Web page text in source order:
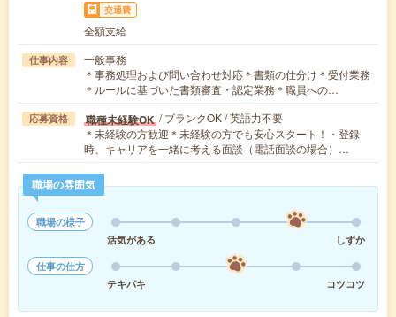
交通費
全額支給
仕事内容
一般事務
＊事務処理および問い合わせ対応＊書類の仕分け＊受付業務
＊ルールに基づいた書類審査・認定業務＊職員への…
応募資格 職種未経験OK / ブランクOK / 英語力不要
＊未経験の方歓迎＊未経験の方でも安心スタート！・登録
時、キャリアを一緒に考える面談（電話面談の場合）…
職場の雰囲気
職場の様子
活気がある
しずか
仕事の仕方
テキパキ
コツコツ